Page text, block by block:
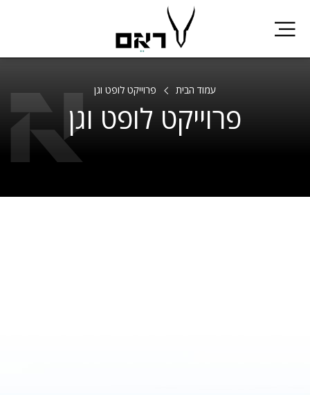
פרוייקט לופט וגן
עמוד הבית פרוייקט לופט וגן